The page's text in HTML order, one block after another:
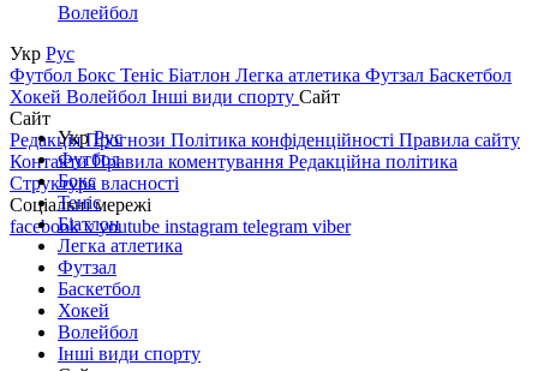
Волейбол
Укр Рус
Футбол Бокс Теніс Біатлон Легка атлетика Футзал Баскетбол
Хокей Волейбол Інші види спорту Сайт
Сайт
РедакціяПрогнози Політика конфіденційності Правила сайту
КонтактиПравила коментування Редакційна політика
Структура власності
Соціальні мережі
facebookxyoutube instagram telegram viber
УкрРус
Футбол
Бокс
Теніс
Біатлон
Легка атлетика
Футзал
Баскетбол
Хокей
Волейбол
Інші види спорту